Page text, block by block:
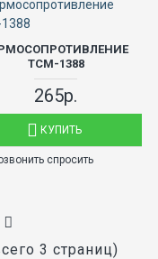
ТСМ-1388
265р.
КУПИТЬ
спросить
3 страниц)